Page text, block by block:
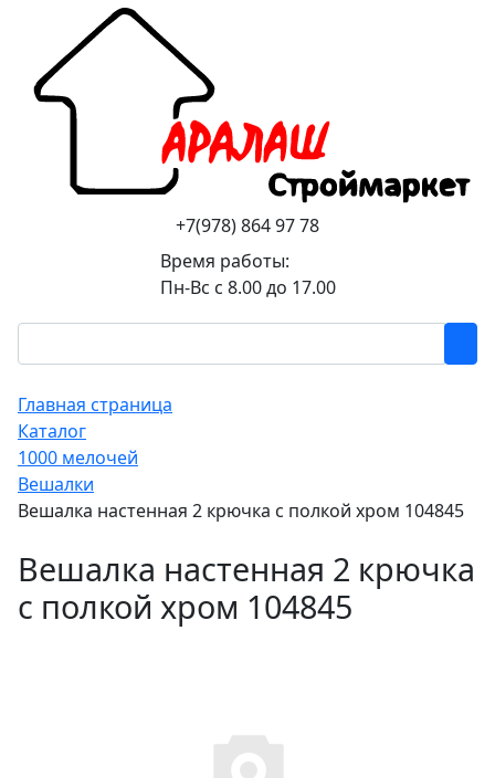
+7(978) 864 97 78
Время работы:
Пн-Вс с 8.00 до 17.00
Главная страница
Каталог
1000 мелочей
Вешалки
Вешалка настенная 2 крючка с полкой хром 104845
Вешалка настенная 2 крючка
с полкой хром 104845